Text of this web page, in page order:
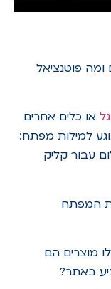
ומה פוטנציאל
או כלים אחרים
למילות מפתח:
עבור קליק
המפתח
מוצרים הם
באתר?